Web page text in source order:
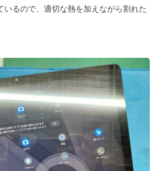
いるので、適切な熱を加えながら割れた